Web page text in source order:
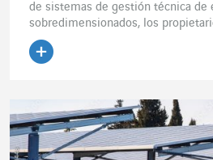
de sistemas de gestión técnica de
sobredimensionados, los